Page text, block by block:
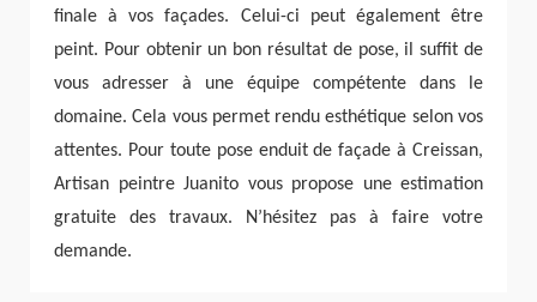
finale à vos façades. Celui-ci peut également être
peint. Pour obtenir un bon résultat de pose, il suffit de
vous adresser à une équipe compétente dans le
domaine. Cela vous permet rendu esthétique selon vos
attentes. Pour toute pose enduit de façade à Creissan,
Artisan peintre Juanito vous propose une estimation
gratuite des travaux. N’hésitez pas à faire votre
demande.